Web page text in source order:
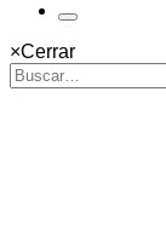
×Cerrar